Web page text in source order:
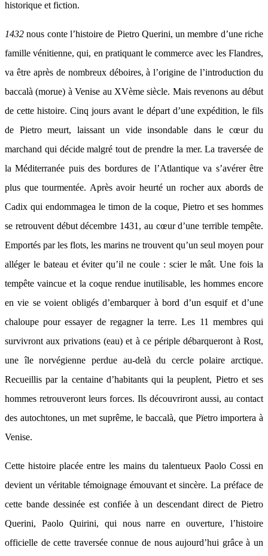
historique et fiction.
1432 nous conte l’histoire de Pietro Querini, un membre d’une riche
famille vénitienne, qui, en pratiquant le commerce avec les Flandres,
va être après de nombreux déboires, à l’origine de l’introduction du
baccalà (morue) à Venise au XVème siècle. Mais revenons au début
de cette histoire. Cinq jours avant le départ d’une expédition, le fils
de Pietro meurt, laissant un vide insondable dans le cœur du
marchand qui décide malgré tout de prendre la mer. La traversée de
la Méditerranée puis des bordures de l’Atlantique va s’avérer être
plus que tourmentée. Après avoir heurté un rocher aux abords de
Cadix qui endommagea le timon de la coque, Pietro et ses hommes
se retrouvent début décembre 1431, au cœur d’une terrible tempête.
Emportés par les flots, les marins ne trouvent qu’un seul moyen pour
alléger le bateau et éviter qu’il ne coule : scier le mât. Une fois la
tempête vaincue et la coque rendue inutilisable, les hommes encore
en vie se voient obligés d’embarquer à bord d’un esquif et d’une
chaloupe pour essayer de regagner la terre. Les 11 membres qui
survivront aux privations (eau) et à ce périple débarqueront à Rost,
une île norvégienne perdue au-delà du cercle polaire arctique.
Recueillis par la centaine d’habitants qui la peuplent, Pietro et ses
hommes retrouveront leurs forces. Ils découvriront aussi, au contact
des autochtones, un met suprême, le baccalà, que Pïetro importera à
Venise.
Cette histoire placée entre les mains du talentueux Paolo Cossi en
devient un véritable témoignage émouvant et sincère. La préface de
cette bande dessinée est confiée à un descendant direct de Pietro
Querini, Paolo Quirini, qui nous narre en ouverture, l’histoire
officielle de cette traversée connue de nous aujourd’hui grâce à un